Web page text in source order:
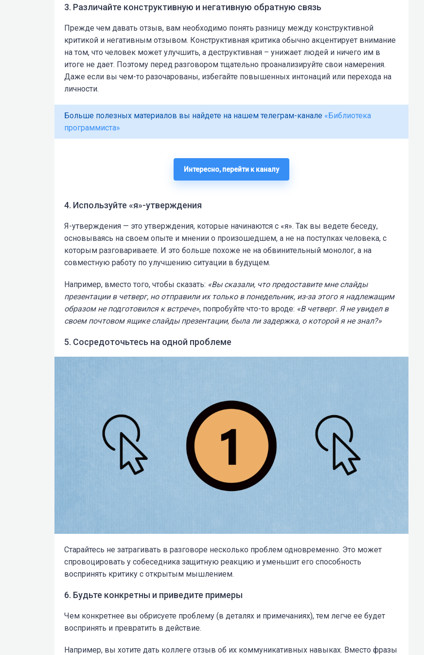
3. Различайте конструктивную и негативную обратную связь
Прежде чем давать отзыв, вам необходимо понять разницу между конструктивной
критикой и негативным отзывом. Конструктивная критика обычно акцентирует внимание
на том, что человек может улучшить, а деструктивная – унижает людей и ничего им в
итоге не дает. Поэтому перед разговором тщательно проанализируйте свои намерения.
Даже если вы чем-то разочарованы, избегайте повышенных интонаций или перехода на
личности.
Больше полезных материалов вы найдете на нашем телеграм-канале «Библиотека
программиста»
Интересно, перейти к каналу
4. Используйте «я»-утверждения
Я-утверждения — это утверждения, которые начинаются с «я». Так вы ведете беседу,
основываясь на своем опыте и мнении о произошедшем, а не на поступках человека, с
которым разговариваете. И это больше похоже не на обвинительный монолог, а на
совместную работу по улучшению ситуации в будущем.
Например, вместо того, чтобы сказать: «Высказали, что предоставите мне слайды
презентации в четверг, но отправили их только в понедельник, из-за этого я надлежащим
образом не подготовился к встрече», попробуйте что-то вроде: «В четверг. Я не увидел в
своем почтовом ящике слайды презентации, была ли задержка, о которой я не знал?»
5. Сосредоточьтесь на одной проблеме
Старайтесь не затрагивать в разговоре несколько проблем одновременно. Это может
спровоцировать у собеседника защитную реакцию и уменьшит его способность
воспринять критику с открытым мышлением.
6. Будьте конкретны и приведите примеры
Чем конкретнее вы обрисуете проблему (в деталях и примечаниях), тем легче ее будет
воспринять и превратить в действие.
Например, вы хотите дать коллеге отзыв об их коммуникативных навыках. Вместо фразы